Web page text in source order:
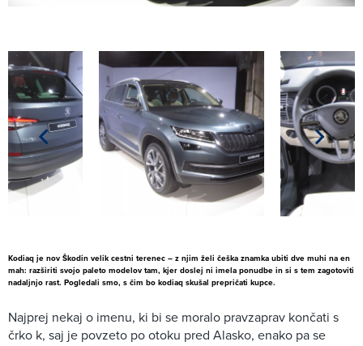
Kodiaq je nov Škodin velik cestni terenec – z njim želi češka znamka ubiti dve muhi na en
mah: razširiti svojo paleto modelov tam, kjer doslej ni imela ponudbe in si s tem zagotoviti
nadaljnjo rast. Pogledali smo, s čim bo kodiaq skušal prepričati kupce.
Najprej nekaj o imenu, ki bi se moralo pravzaprav končati s
črko k, saj je povzeto po otoku pred Alasko, enako pa se